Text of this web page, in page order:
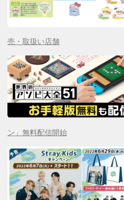
売・取扱い店舗
ン」無料配信開始